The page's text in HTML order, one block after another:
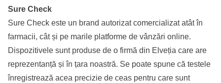
Sure Check
Sure Check este un brand autorizat comercializat atât în
farmacii, cât și pe marile platforme de vânzări online.
Dispozitivele sunt produse de o firmă din Elveția care are
reprezentanță și în țara noastră. Se poate spune că testele
înregistrează acea precizie de ceas pentru care sunt